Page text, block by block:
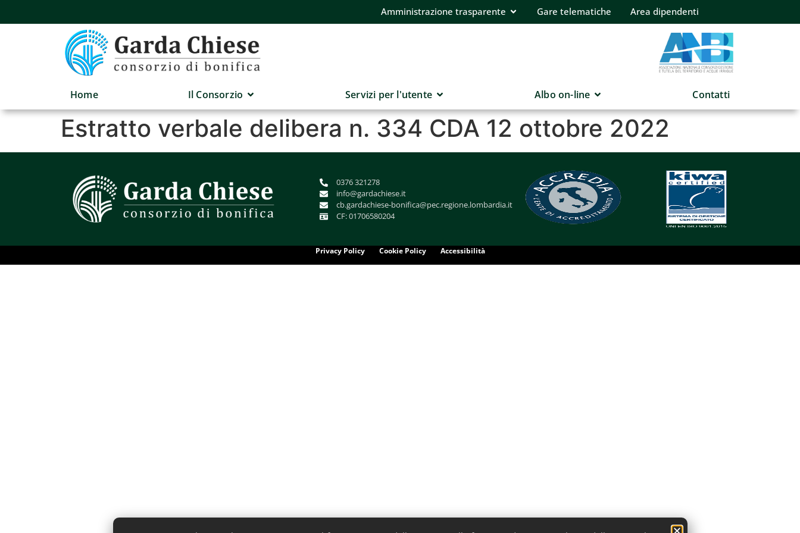
Amministrazione trasparente Gare telematiche Area dipendenti
Home Il Consorzio Servizi per l'utente Albo on-line Contatti
Estratto verbale delibera n. 334 CDA 12 ottobre 2022
0376 321278
info@gardachiese.it
cb.gardachiese-bonifica@pec.regione.lombardia.it
CF: 01706580204
Privacy Policy Cookie Policy Accessibilità